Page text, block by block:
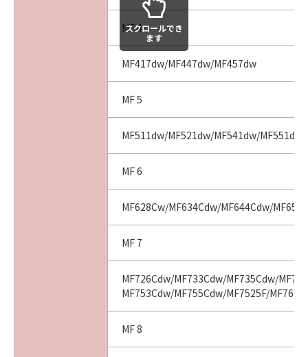
MF 4
MF417dw/MF447dw/MF457dw
MF 5
MF511dw/MF521dw/MF541dw/MF551dw
MF 6
MF628Cw/MF634Cdw/MF644Cdw/
MF 7
MF726Cdw/MF733Cdw/MF735Cdw/
MF753Cdw/MF755Cdw/MF7525F/
MF 8
スクロールでき
ます